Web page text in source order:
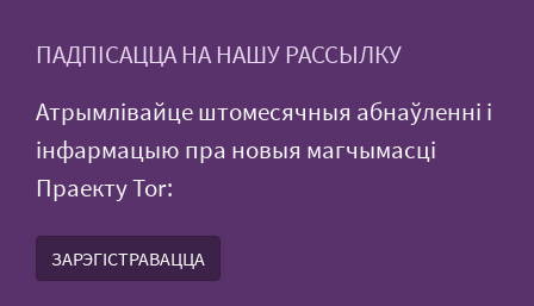
ПАДПІСАЦЦА НА НАШУ РАССЫЛКУ
Атрымлівайце штомесячныя абнаўленні і
інфармацыю пра новыя магчымасці
Праекту Tor:
ЗАРЭГІСТРАВАЦЦА